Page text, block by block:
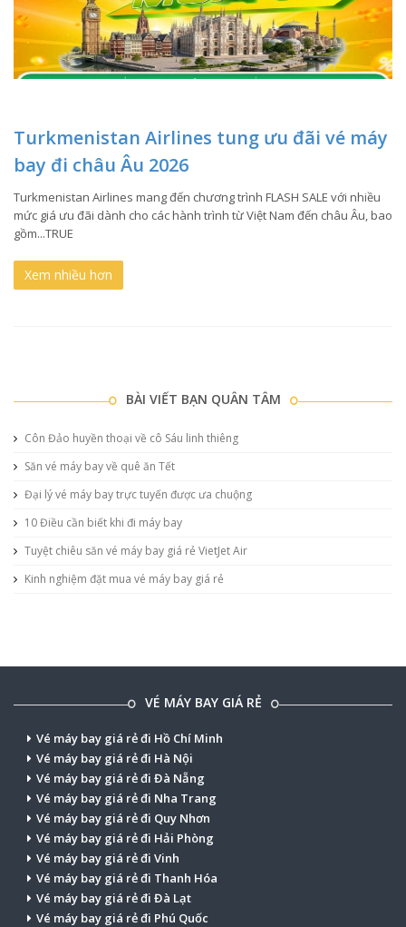
Turkmenistan Airlines tung ưu đãi vé máy
bay đi châu Âu 2026
Turkmenistan Airlines mang đến chương trình FLASH SALE với nhiều
mức giá ưu đãi dành cho các hành trình từ Việt Nam đến châu Âu, bao
gồm...TRUE
Xem nhiều hơn
BÀI VIẾT BẠN QUÂN TÂM
Côn Đảo huyền thoại về cô Sáu linh thiêng
Săn vé máy bay về quê ăn Tết
Đại lý vé máy bay trực tuyến được ưa chuộng
10 Điều cần biết khi đi máy bay
Tuyệt chiêu săn vé máy bay giá rẻ VietJet Air
Kinh nghiệm đặt mua vé máy bay giá rẻ
VÉ MÁY BAY GIÁ RẺ
Vé máy bay giá rẻ đi Hồ Chí Minh
Vé máy bay giá rẻ đi Hà Nội
Vé máy bay giá rẻ đi Đà Nẵng
Vé máy bay giá rẻ đi Nha Trang
Vé máy bay giá rẻ đi Quy Nhơn
Vé máy bay giá rẻ đi Hải Phòng
Vé máy bay giá rẻ đi Vinh
Vé máy bay giá rẻ đi Thanh Hóa
Vé máy bay giá rẻ đi Đà Lạt
Vé máy bay giá rẻ đi Phú Quốc